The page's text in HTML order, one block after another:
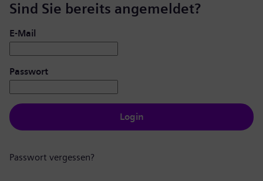
Sind Sie bereits angemeldet?
Login: Benutzer und Passwort
E-Mail
Passwort
Login
Passwort vergessen?